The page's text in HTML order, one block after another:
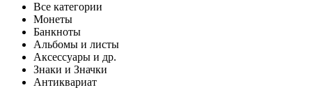
Все категории
Монеты
Банкноты
Альбомы и листы
Аксессуары и др.
Знаки и Значки
Антиквариат